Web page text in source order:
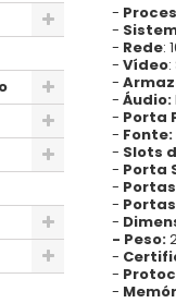
-
-
- Rede:
- Vídeo
-
- Áudio:
- Porta
- Fonte:
- Slots
- Porta
- Portas
- Portas
-
- Peso:
-
-
-